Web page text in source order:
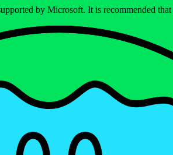
by Microsoft. It is recommended